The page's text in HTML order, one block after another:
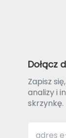
Dołącz
Zapisz
analizy i
skrzynkę.